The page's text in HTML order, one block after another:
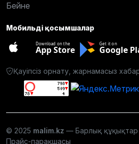
Бейне
Мобильді қосымшалар
Download on the
App Store
Get it on
Google
Қауіпсіз орнату, жарнамасыз
© 2025 malim.kz — Барлық құқықтар
Прайс-парақшасы